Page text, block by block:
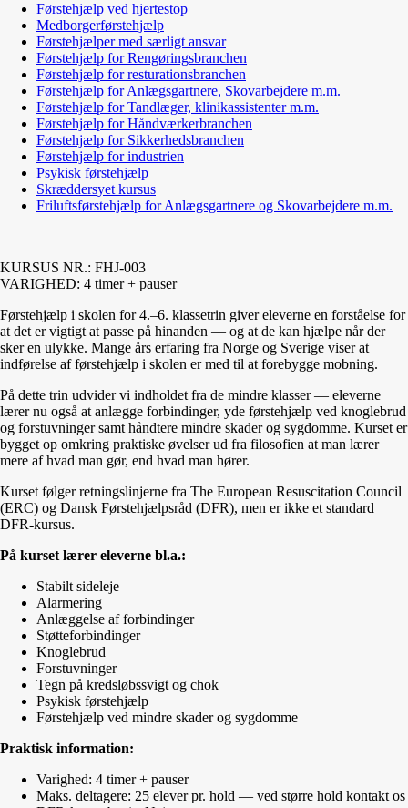
Førstehjælp ved hjertestop
Medborgerførstehjælp
Førstehjælper med særligt ansvar
Førstehjælp for Rengøringsbranchen
Førstehjælp for resturationsbranchen
Førstehjælp for Anlægsgartnere, Skovarbejdere m.m.
Førstehjælp for Tandlæger, klinikassistenter m.m.
Førstehjælp for Håndværkerbranchen
Førstehjælp for Sikkerhedsbranchen
Førstehjælp for industrien
Psykisk førstehjælp
Skræddersyet kursus
Friluftsførstehjælp for Anlægsgartnere og Skovarbejdere m.m.
KURSUS NR.: FHJ-003
VARIGHED: 4 timer + pauser
Førstehjælp i skolen for 4.–6. klassetrin giver eleverne en forståelse for
at det er vigtigt at passe på hinanden — og at de kan hjælpe når der
sker en ulykke. Mange års erfaring fra Norge og Sverige viser at
indførelse af førstehjælp i skolen er med til at forebygge mobning.
På dette trin udvider vi indholdet fra de mindre klasser — eleverne
lærer nu også at anlægge forbindinger, yde førstehjælp ved knoglebrud
og forstuvninger samt håndtere mindre skader og sygdomme. Kurset er
bygget op omkring praktiske øvelser ud fra filosofien at man lærer
mere af hvad man gør, end hvad man hører.
Kurset følger retningslinjerne fra The European Resuscitation Council
(ERC) og Dansk Førstehjælpsråd (DFR), men er ikke et standard
DFR-kursus.
På kurset lærer eleverne bl.a.:
Stabilt sideleje
Alarmering
Anlæggelse af forbindinger
Støtteforbindinger
Knoglebrud
Forstuvninger
Tegn på kredsløbssvigt og chok
Psykisk førstehjælp
Førstehjælp ved mindre skader og sygdomme
Praktisk information:
Varighed: 4 timer + pauser
Maks. deltagere: 25 elever pr. hold — ved større hold kontakt os